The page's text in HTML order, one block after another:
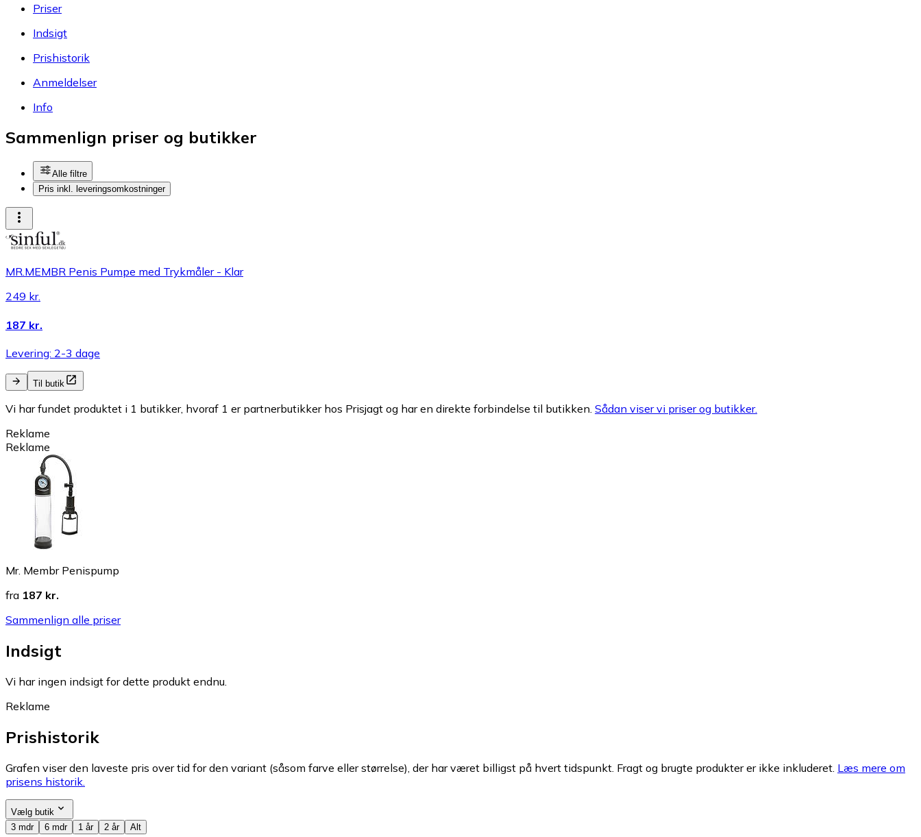
Priser
Indsigt
Prishistorik
Anmeldelser
Info
Sammenlign priser og butikker
Alle filtre
Pris inkl. leveringsomkostninger
MR.MEMBR Penis Pumpe med Trykmåler - Klar
249 kr.
187 kr.
Levering: 2-3 dage
Til butik
Vi har fundet produktet i 1 butikker, hvoraf 1 er partnerbutikker hos Prisjagt og har en direkte forbindelse til butikken. Sådan viser vi priser og butikker.
Reklame
Reklame
Mr. Membr Penispump
fra 187 kr.
Sammenlign alle priser
Indsigt
Vi har ingen indsigt for dette produkt endnu.
Reklame
Prishistorik
Grafen viser den laveste pris over tid for den variant (såsom farve eller størrelse), der har været billigst på hvert tidspunkt. Fragt og brugte produkter er ikke inkluderet. Læs mere om
prisens historik.
Vælg butik
3 mdr
6 mdr 1 år 2 år Alt